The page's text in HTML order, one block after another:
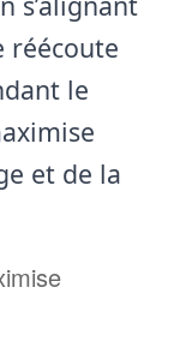
réécoute
le
et de la